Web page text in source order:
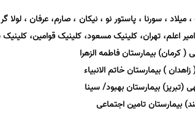
میلاد ، سورنا ، پاستور نو ، نیکان ، صارم، عرفان ،
اعلم، تهران، کلینیک مسعود، کلینیک قوامین،
کرمان) بیمارستان فاطمه الزهرا
) بیمارستان خاتم الانبیاء
(تبریز) بیمارستان بهبود/ سینا
بیمارستان تامین اجتماعی